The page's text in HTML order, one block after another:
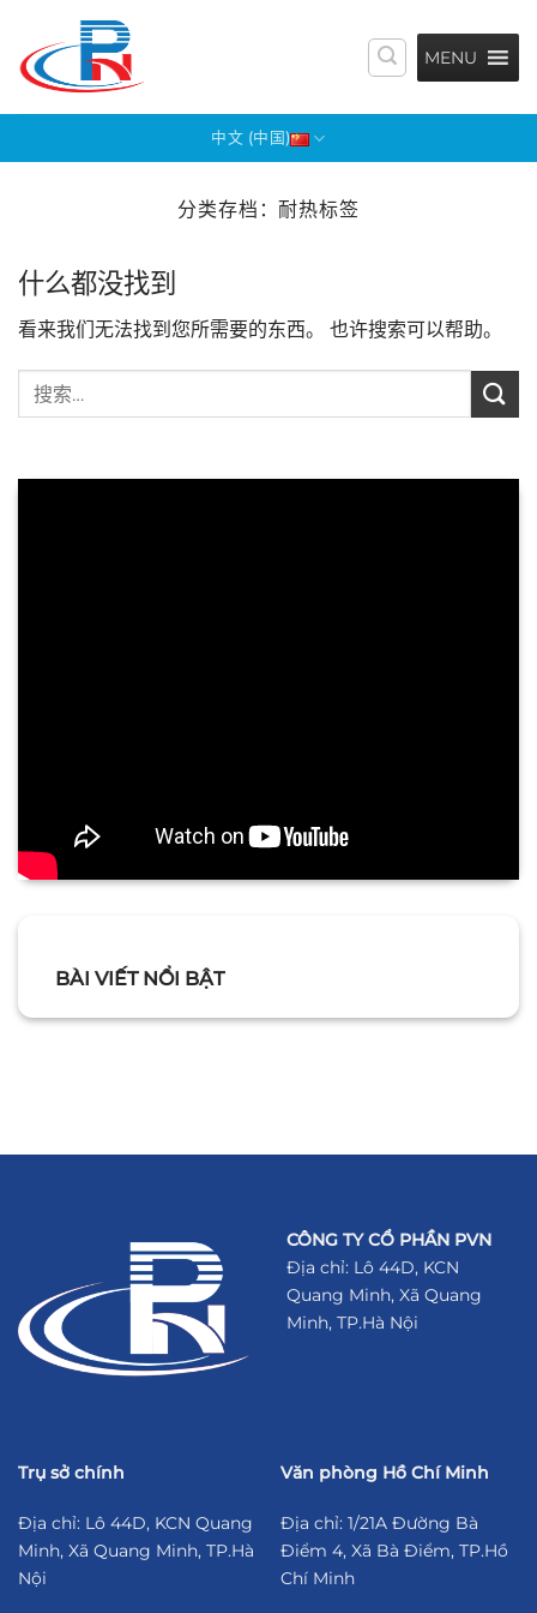
MENU
中文 (中国)
分类存档：耐热标签
什么都没找到
看来我们无法找到您所需要的东西。 也许搜索可以帮助。
BÀI VIẾT NỔI BẬT
CÔNG TY CỔ PHẦN PVN
Địa chỉ: Lô 44D, KCN
Quang Minh, Xã Quang
Minh, TP.Hà Nội
Trụ sở chính
Địa chỉ: Lô 44D, KCN Quang
Minh, Xã Quang Minh, TP.Hà
Nội
Văn phòng Hồ Chí Minh
Địa chỉ: 1/21A Đường Bà
Điểm 4, Xã Bà Điểm, TP.Hồ
Chí Minh